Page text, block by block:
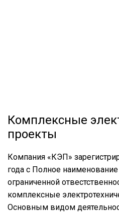
Комплексные
проекты
Компания «КЭП»
года с Полное
ограниченной
комплексные
Основным видом